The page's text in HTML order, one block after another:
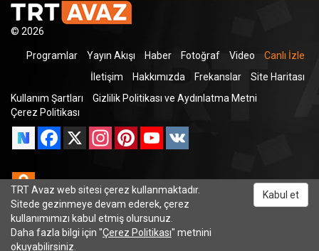
© 2026
Programlar Yayın Akışı Haber Fotoğraf Video
Canlı İzle
İletişim
Hakkımızda Frekanslar
Site Haritası
Kullanım Şartları
Gizlilik Politikası ve Aydınlatma Metni
Çerez Politikası
Facebook
X InstagramPinterestYouTube
Odnoklassniki
TRT Avaz web sitesi çerez kullanmaktadır.
Sitede gezinmeye devam ederek, çerez
kullanımımızı kabul etmiş olursunuz.
Daha fazla bilgi için "Çerez Politikası" metnini
okuyabilirsiniz.
Kabul et